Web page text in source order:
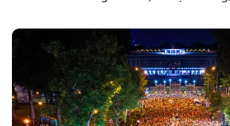
vàng thế giới bứt phá lên mức
một tháng.